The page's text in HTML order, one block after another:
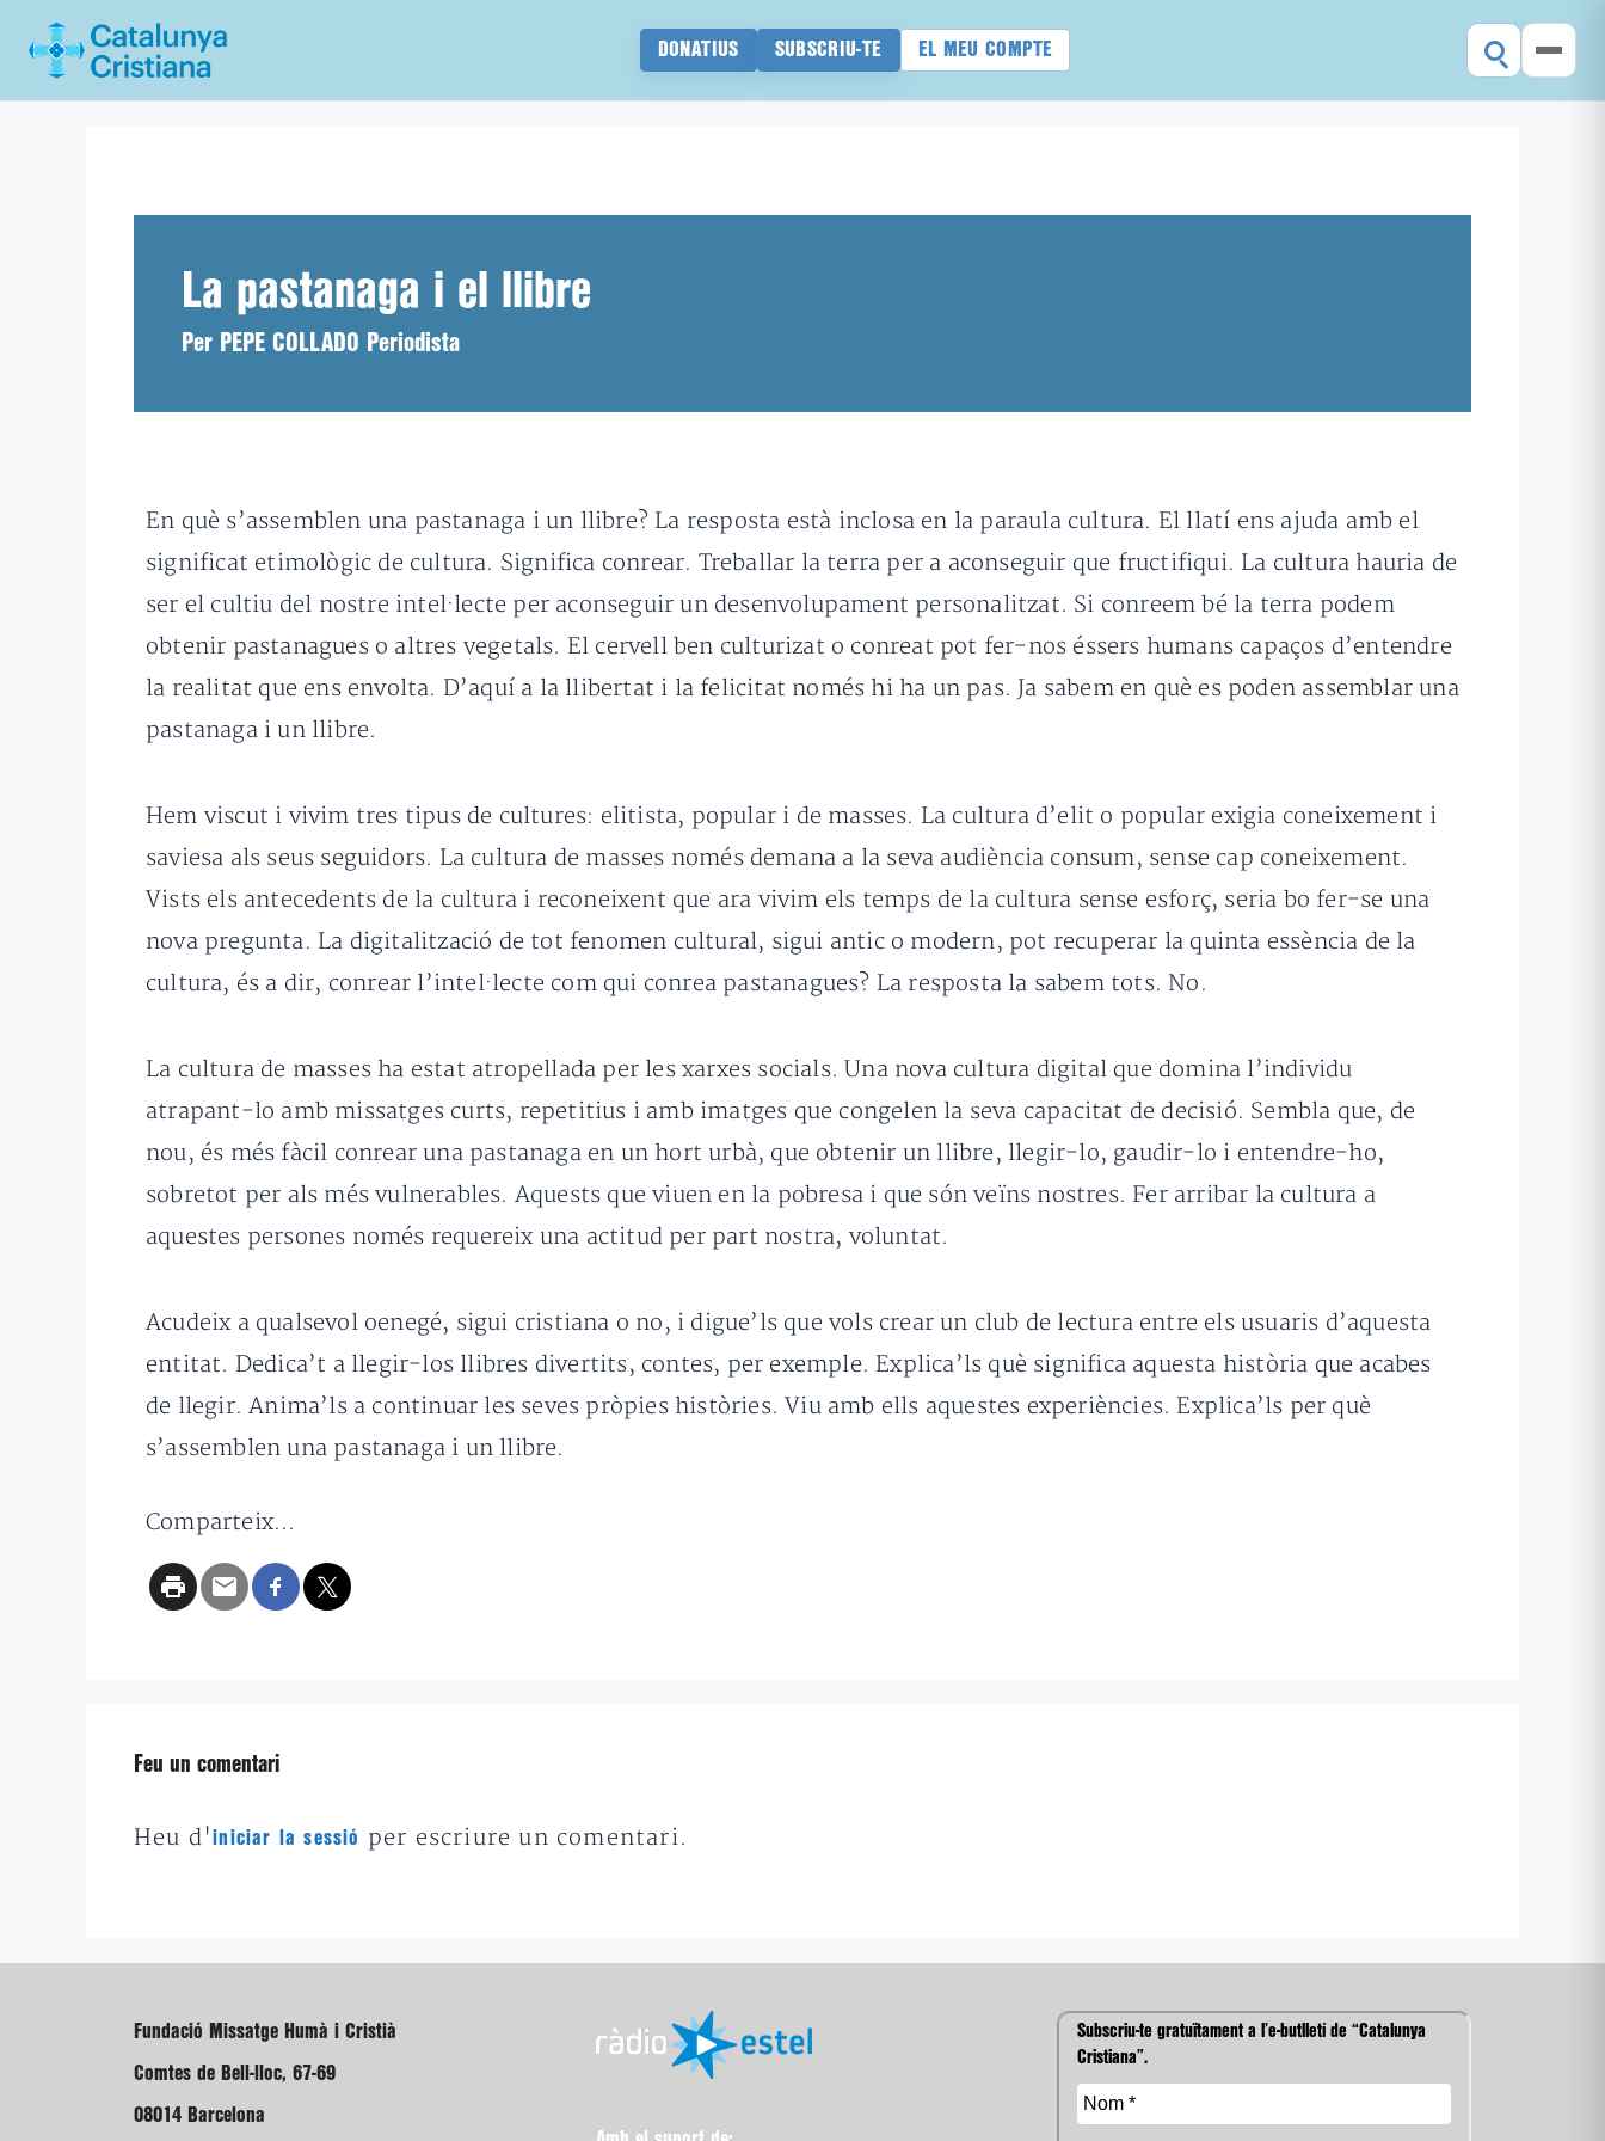
DONATIUS SUBSCRIU-TE EL MEU COMPTE
La pastanaga i el llibre
Per PEPE COLLADO Periodista
En què s’assemblen una pastanaga i un llibre? La resposta està inclosa en la paraula cultura. El llatí ens ajuda amb el
significat etimològic de cultura. Significa conrear. Treballar la terra per a aconseguir que fructifiqui. La cultura hauria de
ser el cultiu del nostre intel·lecte per aconseguir un desenvolupament personalitzat. Si conreem bé la terra podem
obtenir pastanagues o altres vegetals. El cervell ben culturizat o conreat pot fer-nos éssers humans capaços d’entendre
la realitat que ens envolta. D’aquí a la llibertat i la felicitat només hi ha un pas. Ja sabem en què es poden assemblar una
pastanaga i un llibre.
Hem viscut i vivim tres tipus de cultures: elitista, popular i de masses. La cultura d’elit o popular exigia coneixement i
saviesa als seus seguidors. La cultura de masses només demana a la seva audiència consum, sense cap coneixement.
Vists els antecedents de la cultura i reconeixent que ara vivim els temps de la cultura sense esforç, seria bo fer-se una
nova pregunta. La digitalització de tot fenomen cultural, sigui antic o modern, pot recuperar la quinta essència de la
cultura, és a dir, conrear l’intel·lecte com qui conrea pastanagues? La resposta la sabem tots. No.
La cultura de masses ha estat atropellada per les xarxes socials. Una nova cultura digital que domina l’individu
atrapant-lo amb missatges curts, repetitius i amb imatges que congelen la seva capacitat de decisió. Sembla que, de
nou, és més fàcil conrear una pastanaga en un hort urbà, que obtenir un llibre, llegir-lo, gaudir-lo i entendre-ho,
sobretot per als més vulnerables. Aquests que viuen en la pobresa i que són veïns nostres. Fer arribar la cultura a
aquestes persones només requereix una actitud per part nostra, voluntat.
Acudeix a qualsevol oenegé, sigui cristiana o no, i digue’ls que vols crear un club de lectura entre els usuaris d’aquesta
entitat. Dedica’t a llegir-los llibres divertits, contes, per exemple. Explica’ls què significa aquesta història que acabes
de llegir. Anima’ls a continuar les seves pròpies històries. Viu amb ells aquestes experiències. Explica’ls per què
s’assemblen una pastanaga i un llibre.
Comparteix...
Feu un comentari
Heu d'iniciar la sessió per escriure un comentari.
Fundació Missatge Humà i Cristià
Comtes de Bell-lloc, 67-69
08014 Barcelona
Subscriu-te gratuïtament a l’e-butlletí de “Catalunya
Cristiana”.